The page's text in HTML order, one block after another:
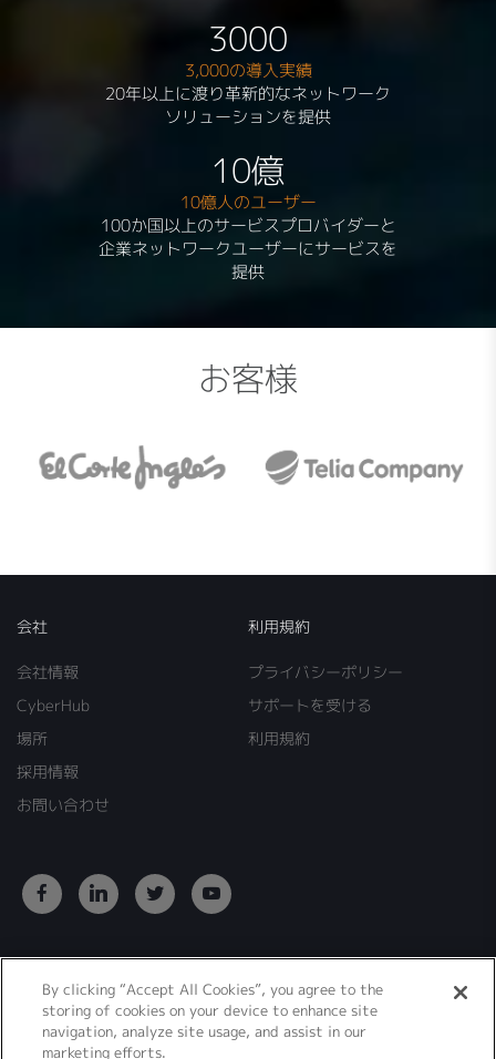
3000
3,000の導入実績
20年以上に渡り革新的なネットワーク
ソリューションを提供
10億
10億人のユーザー
100か国以上のサービスプロバイダーと
企業ネットワークユーザーにサービスを
提供
お客様
会社
会社情報
CyberHub
場所
採用情報
お問い合わせ
利用規約
プライバシーポリシー
サポートを受ける
利用規約
Copyright 2026 Allot. All Rights Reserved.
By clicking “Accept All Cookies”, you agree to the
storing of cookies on your device to enhance site
navigation, analyze site usage, and assist in our
marketing efforts.